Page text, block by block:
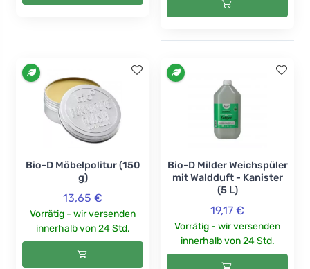
Bio-D Möbelpolitur (150
g)
13,65 €
Vorrätig - wir versenden
innerhalb von 24 Std.
Bio-D Milder Weichspüler
mit Waldduft - Kanister
(5 L)
19,17 €
Vorrätig - wir versenden
innerhalb von 24 Std.